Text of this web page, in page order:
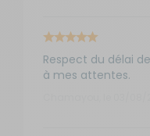
Respect du délai
à mes attentes.